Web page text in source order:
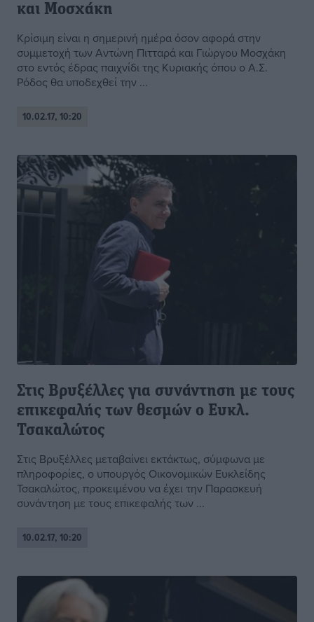
και Μοσχάκη
Κρίσιμη είναι η σημερινή ημέρα όσον αφορά στην
συμμετοχή των Αντώνη Πιτταρά και Γιώργου Μοσχάκη
στο εντός έδρας παιχνίδι της Κυριακής όπου ο Α.Σ.
Ρόδος θα υποδεχθεί την ...
10.02.17, 10:20
Στις Βρυξέλλες για συνάντηση με τους
επικεφαλής των θεσμών ο Ευκλ.
Τσακαλώτος
Στις Βρυξέλλες μεταβαίνει εκτάκτως, σύμφωνα με
πληροφορίες, ο υπουργός Οικονομικών Ευκλείδης
Τσακαλώτος, προκειμένου να έχει την Παρασκευή
συνάντηση με τους επικεφαλής των ...
10.02.17, 10:20